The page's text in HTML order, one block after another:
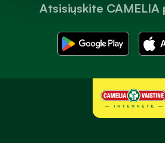
Atsisiųskite